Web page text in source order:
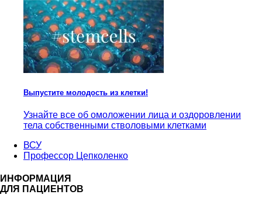
Выпустите молодость из клетки!
Узнайте все об омоложении лица и оздоровлении
тела собственными стволовыми клетками
ВСУ
Профессор Цепколенко
ИНФОРМАЦИЯ
ДЛЯ ПАЦИЕНТОВ